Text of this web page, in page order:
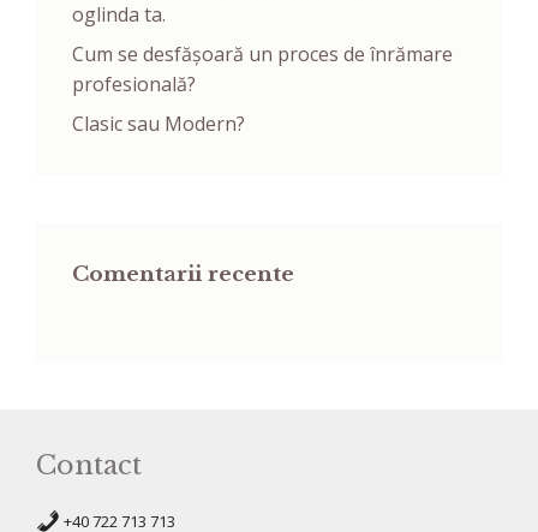
oglinda ta.
Cum se desfășoară un proces de înrămare
profesională?
Clasic sau Modern?
Comentarii recente
Contact
+40 722 713 713